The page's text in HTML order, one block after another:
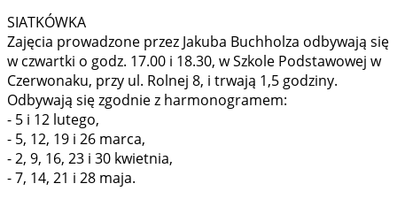
SIATKÓWKA
Zajęcia prowadzone przez Jakuba Buchholza odbywają się
w czwartki o godz. 17.00 i 18.30, w Szkole Podstawowej w
Czerwonaku, przy ul. Rolnej 8, i trwają 1,5 godziny.
Odbywają się zgodnie z harmonogramem:
- 5 i 12 lutego,
- 5, 12, 19 i 26 marca,
- 2, 9, 16, 23 i 30 kwietnia,
- 7, 14, 21 i 28 maja.